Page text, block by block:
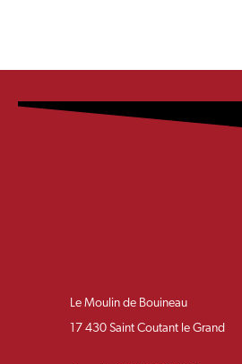
Le Moulin de Bouineau
17 430 Saint Coutant le Grand